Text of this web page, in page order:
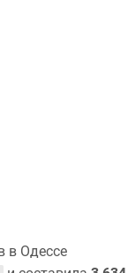
в Одессе